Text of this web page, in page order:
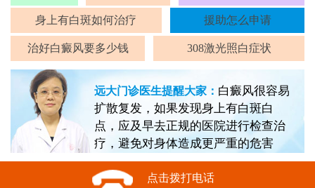
身上有白斑如何治疗 援助怎么申请
治好白癜风要多少钱 308激光照白症状
远大门诊医生提醒大家： 白癜风很容易
扩散复发，如果发现身上有白斑白
点，应及早去正规的医院进行检查治
疗，避免对身体造成更严重的危害
点击拨打电话